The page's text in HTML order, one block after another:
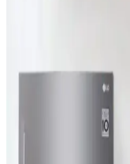
Holografik 3D baskı,
seferde oluşturuyor. Bu
Kablosuz
to-RF Optimal
Bits-to-RF Optimal
hatalarını azaltarak
uzatıyor. IoT cihazları